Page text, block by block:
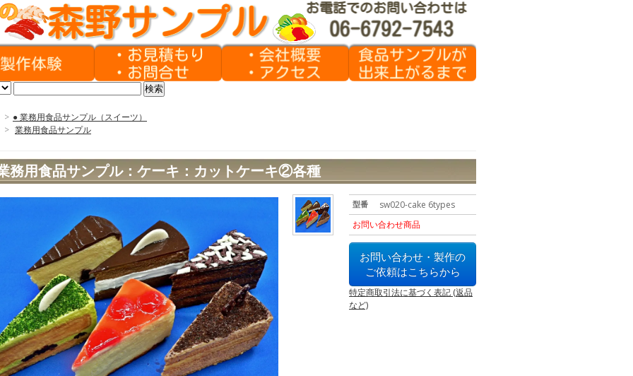
> ● 業務用食品サンプル（スイーツ）
> 業務用食品サンプル
務用食品サンプル：ケーキ：カットケーキ②各種
型番
sw020-cake 6types
お問い合わせ商品
お問い合わせ・製作の
ご依頼はこちらから
特定商取引法に基づく表記 (返品
など)